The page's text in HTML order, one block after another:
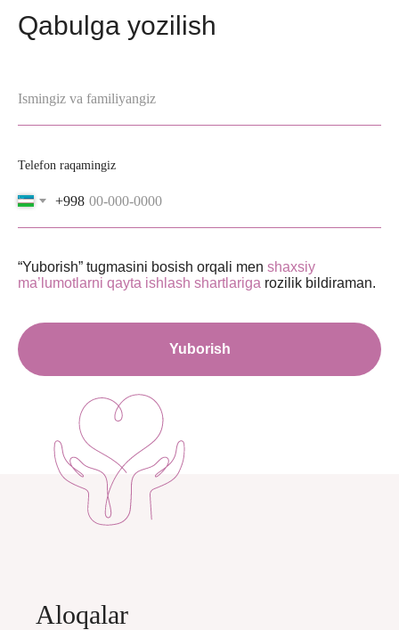
Qabulga yozilish
Ismingiz va familiyangiz
Telefon raqamingiz
+998
“Yuborish” tugmasini bosish orqali men shaxsiy
ma’lumotlarni qayta ishlash shartlariga rozilik bildiraman.
Yuborish
Aloqalar